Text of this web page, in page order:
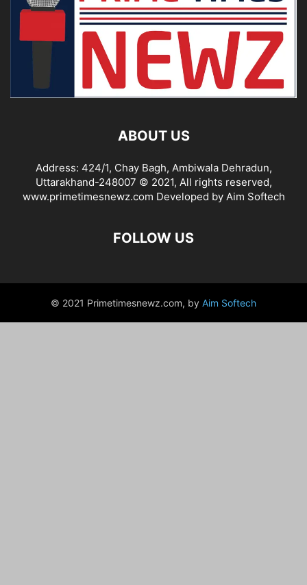
ABOUT US
Address: 424/1, Chay Bagh, Ambiwala Dehradun,
Uttarakhand-248007 © 2021, All rights reserved,
www.primetimesnewz.com Developed by Aim Softech
FOLLOW US
© 2021 Primetimesnewz.com, by Aim Softech